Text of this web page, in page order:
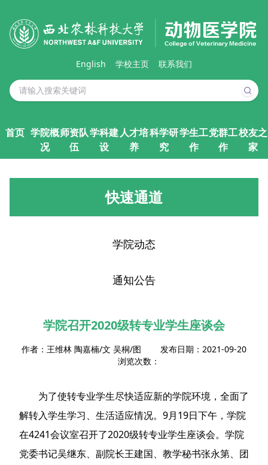
English 学校主页 联系我们
首页 学院概
况
师资队
伍
学科建
设
人才培
养
科学研
究
学生工
作
党群工
作
校友之
家
快速通道
学院动态
通知公告
学院召开2020级转专业学生座谈会
作者：王维林 陶嘉楠/文 吴桐/图 发布日期：2021-09-20
浏览次数：
为了使转专业学生尽快适应新的学院环境，全面了
解转入学生学习、生活适应情况。9月19日下午，学院
在4241会议室召开了2020级转专业学生座谈会。学院
党委书记吴继东、副院长王建国、教学秘书张永第、团